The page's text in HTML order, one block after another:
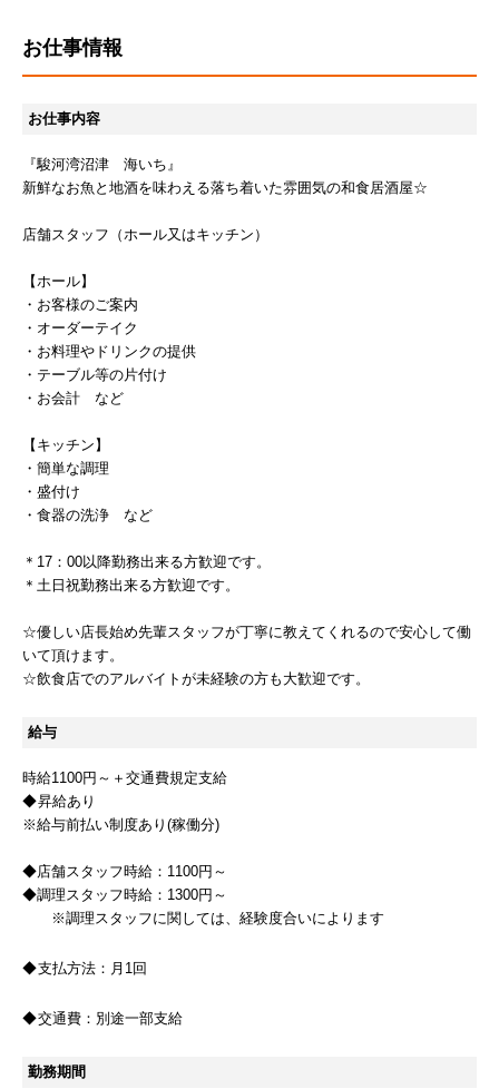
お仕事情報
お仕事内容
『駿河湾沼津 海いち』
新鮮なお魚と地酒を味わえる落ち着いた雰囲気の和食居酒屋☆
店舗スタッフ（ホール又はキッチン）
【ホール】
・お客様のご案内
・オーダーテイク
・お料理やドリンクの提供
・テーブル等の片付け
・お会計 など
【キッチン】
・簡単な調理
・盛付け
・食器の洗浄 など
＊17：00以降勤務出来る方歓迎です。
＊土日祝勤務出来る方歓迎です。
☆優しい店長始め先輩スタッフが丁寧に教えてくれるので安心して働
いて頂けます。
☆飲食店でのアルバイトが未経験の方も大歓迎です。
給与
時給1100円～＋交通費規定支給
昇給あり
※給与前払い制度あり(稼働分)
◆店舗スタッフ時給：1100円～
◆調理スタッフ時給：1300円～
※調理スタッフに関しては、経験度合いによります
支払方法： 月1回
交通費： 別途一部支給
勤務期間